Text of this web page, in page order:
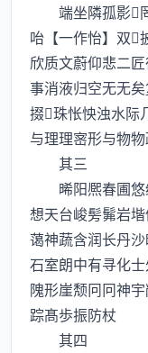
端坐隣孤影罔
咍【一作怡】双
欣质文蔚仰悲二
事消液归空无无
掇珠怅怏浊水际
与理理宻形与物
其三
晞阳熈春圃悠
想天台峻髣髴岩
蔼神蔬含润长丹
石室朗中有寻化
隗形崖颓冋冋神
踪髙歩振防杖
其四